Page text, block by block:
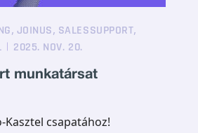
, JOINUS, SALESSUPPORT,
2025. NOV. 20.
munkatársat
Kasztel csapatához!